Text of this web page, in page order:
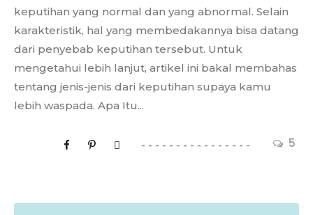
5
keputihan yang normal dan yang abnormal. Selain
karakteristik, hal yang membedakannya bisa datang
dari penyebab keputihan tersebut. Untuk
mengetahui lebih lanjut, artikel ini bakal membahas
tentang jenis-jenis dari keputihan supaya kamu
lebih waspada. Apa Itu...